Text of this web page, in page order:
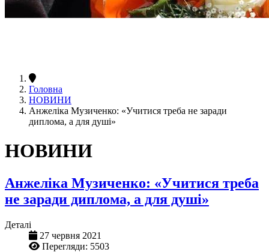
Головна
НОВИНИ
Анжеліка Музиченко: «Учитися треба не заради
диплома, а для душі»
НОВИНИ
Анжеліка Музиченко: «Учитися треба
не заради диплома, а для душі»
Деталі
27 червня 2021
Перегляди: 5503